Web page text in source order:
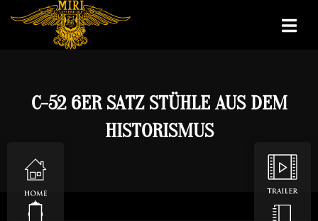
C-52 6ER SATZ STÜHLE AUS DEM
HISTORISMUS